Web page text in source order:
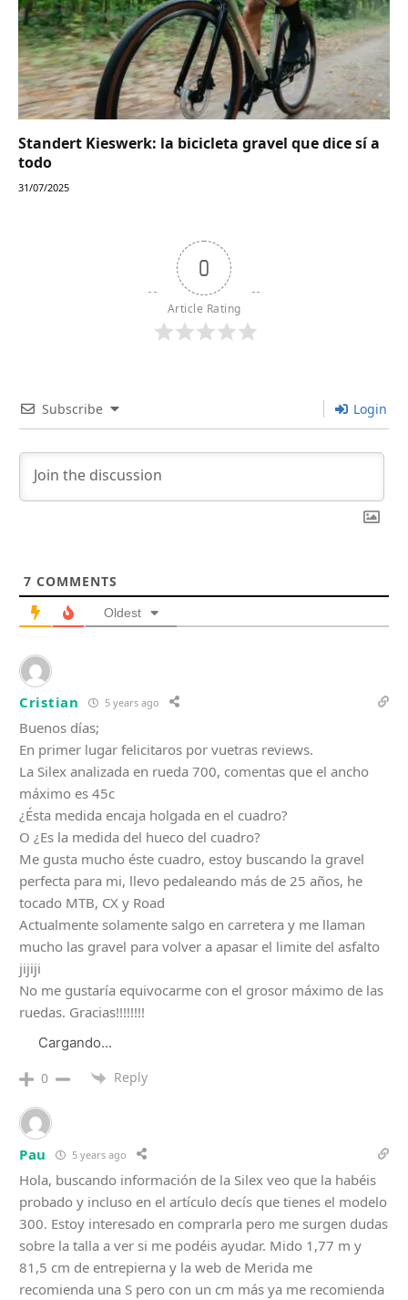
Standert Kieswerk: la bicicleta gravel que dice sí a
todo
31/07/2025
0
Article Rating
Subscribe Login
7 COMMENTS
Oldest
Cristian 5 years ago
Buenos días;
En primer lugar felicitaros por vuetras reviews.
La Silex analizada en rueda 700, comentas que el ancho
máximo es 45c
¿Ésta medida encaja holgada en el cuadro?
O ¿Es la medida del hueco del cuadro?
Me gusta mucho éste cuadro, estoy buscando la gravel
perfecta para mi, llevo pedaleando más de 25 años, he
tocado MTB, CX y Road
Actualmente solamente salgo en carretera y me llaman
mucho las gravel para volver a apasar el limite del asfalto
jijiji
No me gustaría equivocarme con el grosor máximo de las
ruedas. Gracias!!!!!!!!
Cargando...
0 Reply
Pau 5 years ago
Hola, buscando información de la Silex veo que la habéis
probado y incluso en el artículo decís que tienes el modelo
300. Estoy interesado en comprarla pero me surgen dudas
sobre la talla a ver si me podéis ayudar. Mido 1,77 m y
81,5 cm de entrepierna y la web de Merida me
recomienda una S pero con un cm más ya me recomienda